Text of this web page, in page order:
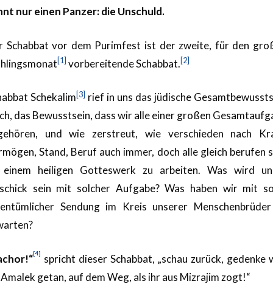
nur einen Panzer: die Unschuld.
Schabbat vor dem Purimfest ist der zweite, für den
[1] vorbereitende Schabbat.[2]
Schekalim[3] rief in uns das jüdische
das Bewusstsein, dass wir alle einer großen
und wie zerstreut, wie verschieden nach
Stand, Beruf auch immer, doch alle gleich berufen
heiligen Gotteswerk zu arbeiten. Was wird
sein mit solcher Aufgabe? Was haben wir mit
Sendung im Kreis unserer
[4]
spricht dieser Schabbat, „schau zurück, gedenke
getan, auf dem Weg, als ihr aus Mizrajim zogt!“